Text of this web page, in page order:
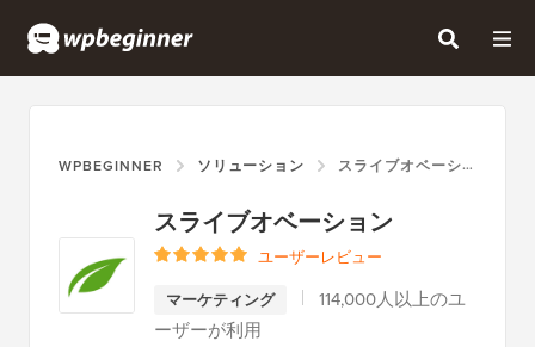
WPBEGINNER ソリューション スライブオベーション
スライブオベーション
ユーザーレビュー
マーケティング
114,000人以上のユ
ーザーが利用